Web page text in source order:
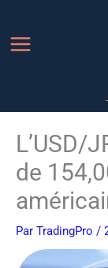
contenu
L’USD/
de
Par TradingPro /